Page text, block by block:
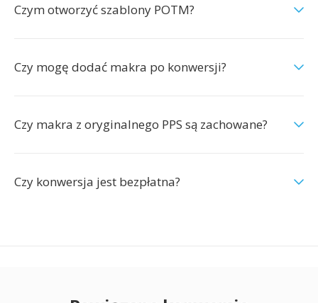
Czym otworzyć szablony POTM?
Czy mogę dodać makra po konwersji?
Czy makra z oryginalnego PPS są zachowane?
Czy konwersja jest bezpłatna?